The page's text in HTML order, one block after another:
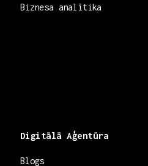
Biznesa analītika
Digitālā Aģentūra
Blogs